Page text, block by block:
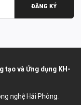
ĐĂNG KÝ
tạo và Ứng dụng KH-
nghệ Hải Phòng.